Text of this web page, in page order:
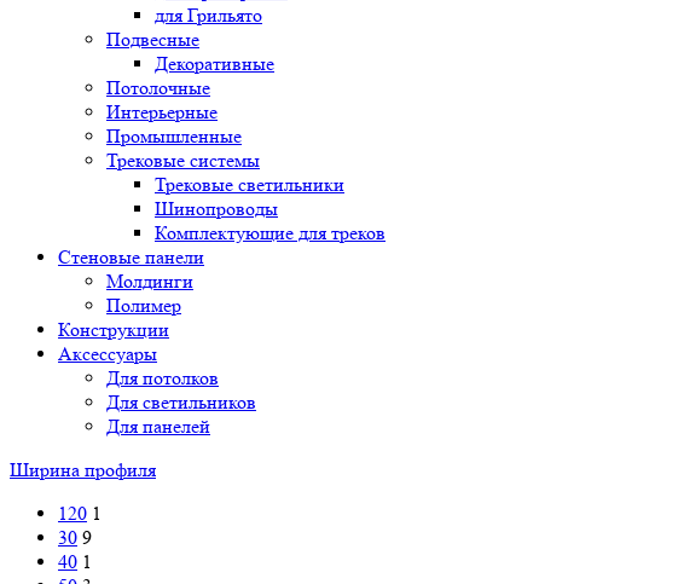
для Грильято
Подвесные
Декоративные
Потолочные
Интерьерные
Промышленные
Трековые системы
Трековые светильники
Шинопроводы
Комплектующие для треков
Стеновые панели
Молдинги
Полимер
Конструкции
Аксессуары
Для потолков
Для светильников
Для панелей
Ширина профиля
120 1
30 9
40 1